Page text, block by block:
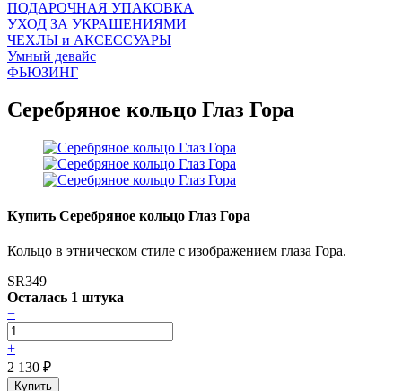
ПОДАРОЧНАЯ УПАКОВКА
УХОД ЗА УКРАШЕНИЯМИ
ЧEХЛЫ и АКСЕССУАРЫ
Умный девайс
ФЬЮЗИНГ
Серебряное кольцо Глаз Гора
Купить Серебряное кольцо Глаз Гора
Кольцо в этническом стиле с изображением глаза Гора.
SR349
Осталась 1 штука
−
+
2 130 ₽